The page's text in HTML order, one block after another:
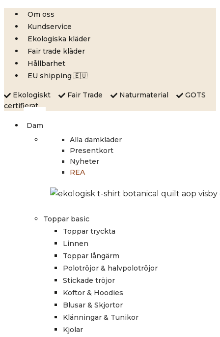
Skip
content
Om oss
Kundservice
Ekologiska kläder
Fair trade kläder
Hållbarhet
EU shipping 🇪🇺
Ekologiskt Fair Trade Naturmaterial
GOTS
certifierat
Dam
Alla damkläder
Presentkort
Nyheter
REA
Toppar basic
Toppar tryckta
Linnen
Toppar långärm
Polotröjor & halvpolotröjor
Stickade tröjor
Koftor & Hoodies
Blusar & Skjortor
Klänningar & Tunikor
Kjolar